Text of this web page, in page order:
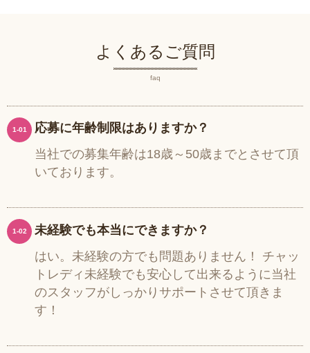
よくあるご質問
faq
1-01
応募に年齢制限はありますか？
当社での募集年齢は18歳～50歳までとさせて頂
いております。
1-02
未経験でも本当にできますか？
はい。未経験の方でも問題ありません！ チャッ
トレディ未経験でも安心して出来るように当社
のスタッフがしっかりサポートさせて頂きま
す！